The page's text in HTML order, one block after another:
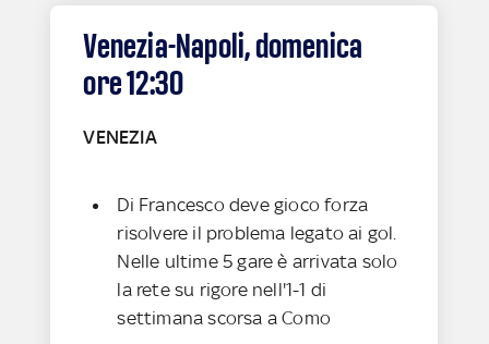
Venezia-Napoli, domenica
ore 12:30
VENEZIA
Di Francesco deve gioco forza
risolvere il problema legato ai gol.
Nelle ultime 5 gare è arrivata solo
la rete su rigore nell'1-1 di
settimana scorsa a Como